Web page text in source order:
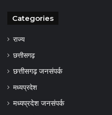
Categories
राज्य
छत्तीसगढ़
छत्तीसगढ़ जनसंपर्क
मध्यप्रदेश
मध्यप्रदेश जनसंपर्क